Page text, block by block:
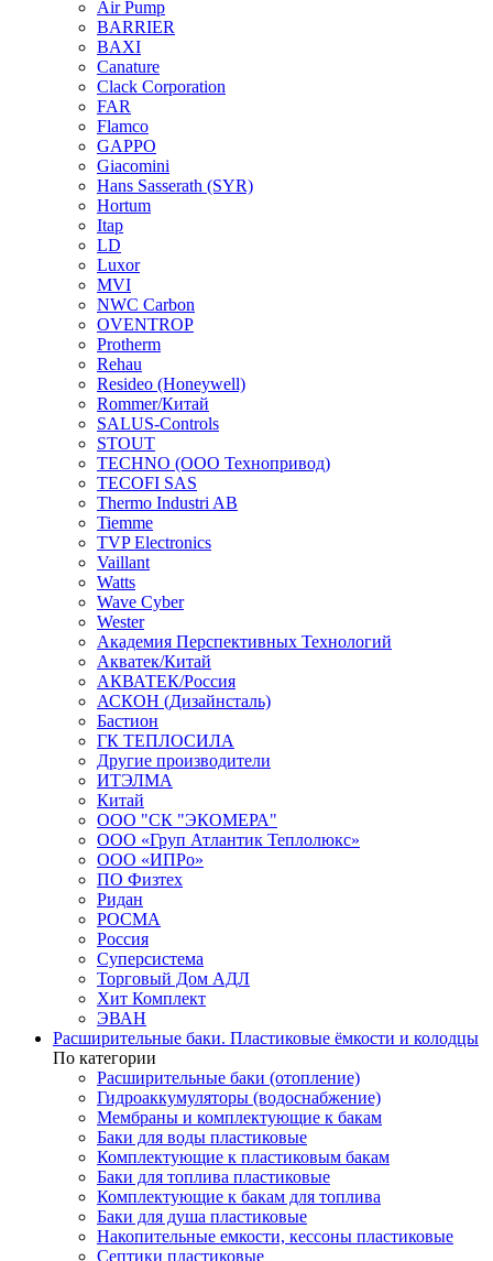
Air Pump
BARRIER
BAXI
Canature
Clack Corporation
FAR
Flamco
GAPPO
Giacomini
Hans Sasserath (SYR)
Hortum
Itap
LD
Luxor
MVI
NWC Carbon
OVENTROP
Protherm
Rehau
Resideo (Honeywell)
Rommer/Китай
SALUS-Controls
STOUT
TECHNO (ООО Технопривод)
TECOFI SAS
Thermo Industri AB
Tiemme
TVP Electronics
Vaillant
Watts
Wave Cyber
Wester
Академия Перспективных Технологий
Акватек/Китай
АКВАТЕК/Россия
АСКОН (Дизайнсталь)
Бастион
ГК ТЕПЛОСИЛА
Другие производители
ИТЭЛМА
Китай
ООО "СК "ЭКОМЕРА"
ООО «Груп Атлантик Теплолюкс»
ООО «ИПРо»
ПО Физтех
Ридан
РОСМА
Россия
Суперсистема
Торговый Дом АДЛ
Хит Комплект
ЭВАН
Расширительные баки. Пластиковые ёмкости и колодцы
По категории
Расширительные баки (отопление)
Гидроаккумуляторы (водоснабжение)
Мембраны и комплектующие к бакам
Баки для воды пластиковые
Комплектующие к пластиковым бакам
Баки для топлива пластиковые
Комплектующие к бакам для топлива
Баки для душа пластиковые
Накопительные емкости, кессоны пластиковые
Септики пластиковые